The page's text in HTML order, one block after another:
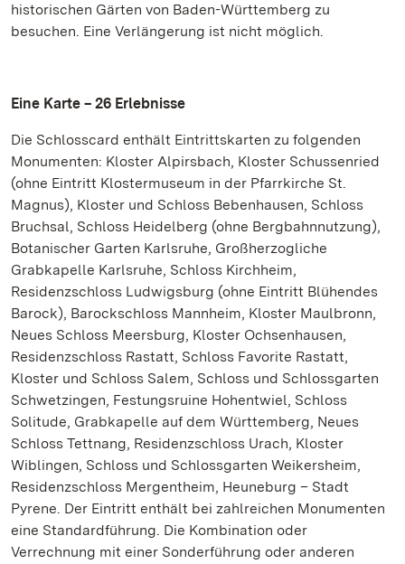
historischen Gärten von Baden-Württemberg zu
besuchen. Eine Verlängerung ist nicht möglich.
Eine Karte – 26 Erlebnisse
Die Schlosscard enthält Eintrittskarten zu folgenden
Monumenten: Kloster Alpirsbach, Kloster Schussenried
(ohne Eintritt Klostermuseum in der Pfarrkirche St.
Magnus), Kloster und Schloss Bebenhausen, Schloss
Bruchsal, Schloss Heidelberg (ohne Bergbahnnutzung),
Botanischer Garten Karlsruhe, Großherzogliche
Grabkapelle Karlsruhe, Schloss Kirchheim,
Residenzschloss Ludwigsburg (ohne Eintritt Blühendes
Barock), Barockschloss Mannheim, Kloster Maulbronn,
Neues Schloss Meersburg, Kloster Ochsenhausen,
Residenzschloss Rastatt, Schloss Favorite Rastatt,
Kloster und Schloss Salem, Schloss und Schlossgarten
Schwetzingen, Festungsruine Hohentwiel, Schloss
Solitude, Grabkapelle auf dem Württemberg, Neues
Schloss Tettnang, Residenzschloss Urach, Kloster
Wiblingen, Schloss und Schlossgarten Weikersheim,
Residenzschloss Mergentheim, Heuneburg – Stadt
Pyrene. Der Eintritt enthält bei zahlreichen Monumenten
eine Standardführung. Die Kombination oder
Verrechnung mit einer Sonderführung oder anderen